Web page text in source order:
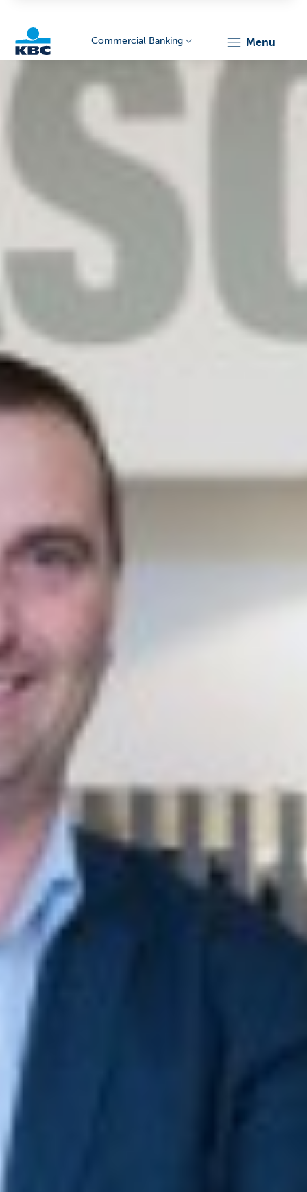
Commercial Banking menu